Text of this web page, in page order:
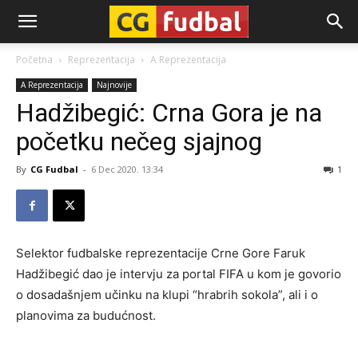
CG-
Fudbal
Početna Reprezentacija A Reprezentacija
A Reprezentacija Najnovije
Hadžibegić: Crna Gora je na
početku nečeg sjajnog
By CG Fudbal - 6 Dec 2020. 13:34 1
Selektor fudbalske reprezentacije Crne Gore Faruk
Hadžibegić dao je intervju za portal FIFA u kom je govorio
o dosadašnjem učinku na klupi “hrabrih sokola”, ali i o
planovima za budućnost.